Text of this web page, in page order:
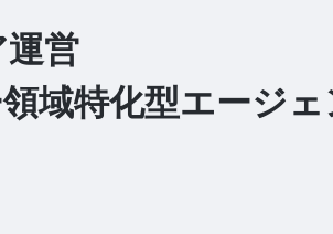
営
域特化型エージ